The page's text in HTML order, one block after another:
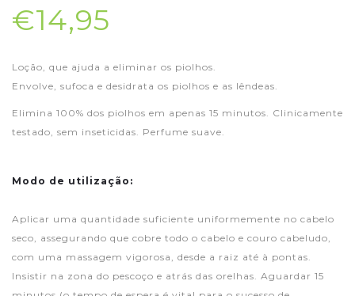
€14,95
Loção, que ajuda a eliminar os piolhos.
Envolve, sufoca e desidrata os piolhos e as lêndeas.
Elimina 100% dos piolhos em apenas 15 minutos. Clinicamente
testado, sem inseticidas. Perfume suave.
Modo de utilização:
Aplicar uma quantidade suficiente uniformemente no cabelo
seco, assegurando que cobre todo o cabelo e couro cabeludo,
com uma massagem vigorosa, desde a raiz até à pontas.
Insistir na zona do pescoço e atrás das orelhas. Aguardar 15